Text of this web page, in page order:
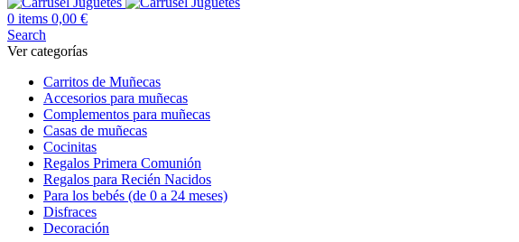
0 items 0,00 €
Search
Ver categorías
Carritos de Muñecas
Accesorios para muñecas
Complementos para muñecas
Casas de muñecas
Cocinitas
Regalos Primera Comunión
Regalos para Recién Nacidos
Para los bebés (de 0 a 24 meses)
Disfraces
Decoración